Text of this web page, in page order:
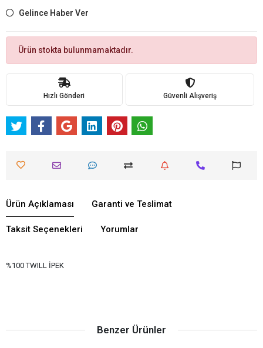
Gelince Haber Ver
Ürün stokta bulunmamaktadır.
Hızlı Gönderi Güvenli Alışveriş
Ürün Açıklaması Garanti ve Teslimat
Taksit Seçenekleri Yorumlar
%100 TWILL İPEK
Benzer Ürünler